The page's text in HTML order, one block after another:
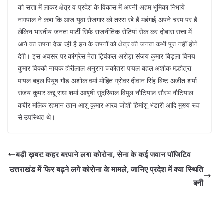
को सत्ता में लाकर क्षेत्र व प्रदेश के विकास में अपनी अहम भूमिका निभाये
नागपाल ने कहा कि आज युवा रोजगार को तरस रहे हैं महंगाई अपने चरम पर है
लेकिन भारतीय जनता पार्टी सिर्फ राजनीतिक रोटियां सेक कर दोबारा सत्ता में
आने का सपना देख रही है इन के सपनों को क्षेत्र की जनता कभी पूरा नहीं होने
देगी। इस अवसर पर कांग्रेस नेता ट्विंकल अरोड़ा संजय कुमार बिड़ला विनय
कुमार विक्की नायक होरीलाल अनुराग जकोतरा पायल बहल अशोक मल्होत्रा
पायल बहल पियूष गौड़ अशोक वर्मा मोहित ग्रोवर दीवान सिंह बिष्ट अजीत शर्मा
संजय कुमार कद्दू राधा शर्मा आयुषी सुंदरियाल विपुल नौटियाल सौरभ नौटियाल
कबीर मलिक रहमान खान आशू कुमार आरव जोशी हिमांशु भंडारी आदि मुख्य रूप
से उपस्थित थे।
बड़ी ख़बर! कहर बरपाने लगा कोरोना, सेना के कई जवान पॉजिटिव
उत्तराखंड में फिर बढ़ने लगे कोरोना के मामले, जानिए प्रदेश में क्या स्थिति
बनी